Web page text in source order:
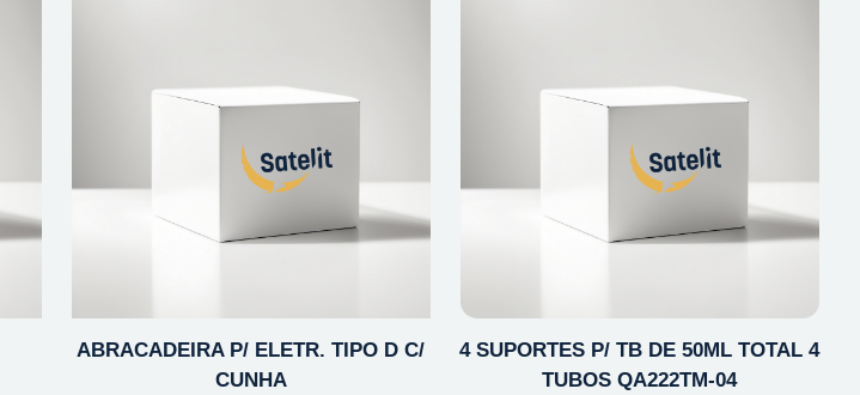
ABRACADEIRA P/ ELETR. TIPO D C/
CUNHA
4 SUPORTES P/ TB DE 50ML TOTAL 4
TUBOS QA222TM-04